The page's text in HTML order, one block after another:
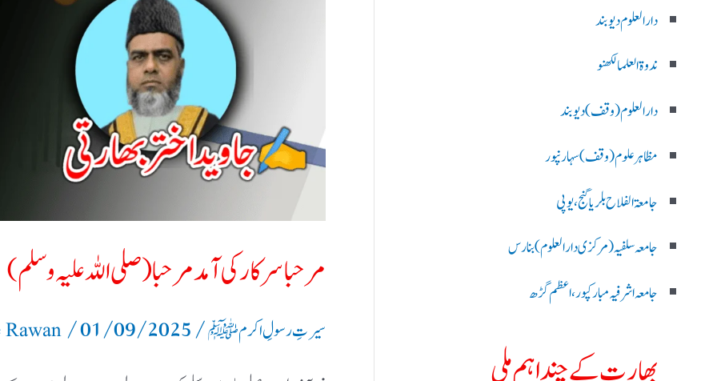
دارالعلوم دیوبند
ندوۃالعلما لکھنو
دارالعلوم (وقف)دیوبند
مظاہرعلوم (وقف)سہارنپور
جامعۃ الفلاح بلریاگنج،یوپی
جامعہ سلفیہ(مرکزی دارالعلوم )بنارس
جامعہ اشرفیہ مبارکپور،اعظم گڑھ
مرحبا سرکار کی آمد مرحبا ( صلی اللہ علیہ وسلم)
سیرتِ رسولِ اکرم ﷺ/
/01/09/2025
اللہ
وسلم)